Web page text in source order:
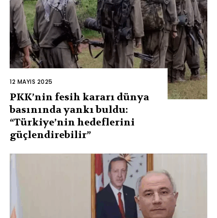
12 MAYIS 2025
PKK’nin fesih kararı dünya
basınında yankı buldu:
“Türkiye’nin hedeflerini
güçlendirebilir”